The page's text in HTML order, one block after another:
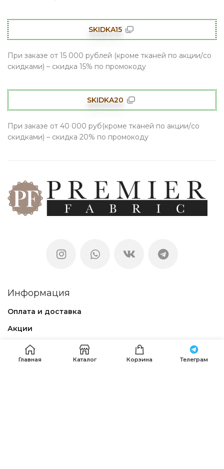
SKIDKA15
При заказе от 15 000 рублей (кроме тканей по акции/со
скидками) – скидка 15% по промокоду
SKIDKA20
При заказе от 40 000 руб(кроме тканей по акции/со
скидками) – скидка 20% по промокоду
Информация
Оплата и доставка
Акции
Оптовым покупателям
БлогГлавная Каталог Корзина Телеграм